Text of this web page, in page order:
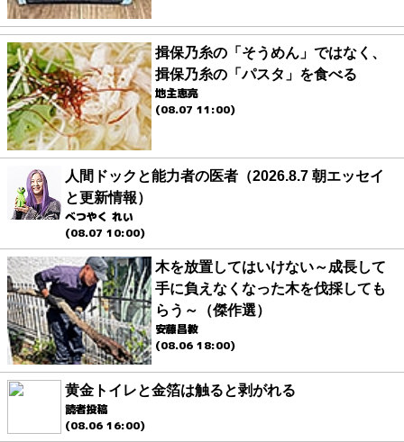
揖保乃糸の「そうめん」ではなく、
揖保乃糸の「パスタ」を食べる
地主恵亮
(08.07 11:00)
人間ドックと能力者の医者（2026.8.7 朝エッセイ
と更新情報）
べつやく れい
(08.07 10:00)
木を放置してはいけない～成長して
手に負えなくなった木を伐採しても
らう～（傑作選）
安藤昌教
(08.06 18:00)
黄金トイレと金箔は触ると剥がれる
読者投稿
(08.06 16:00)